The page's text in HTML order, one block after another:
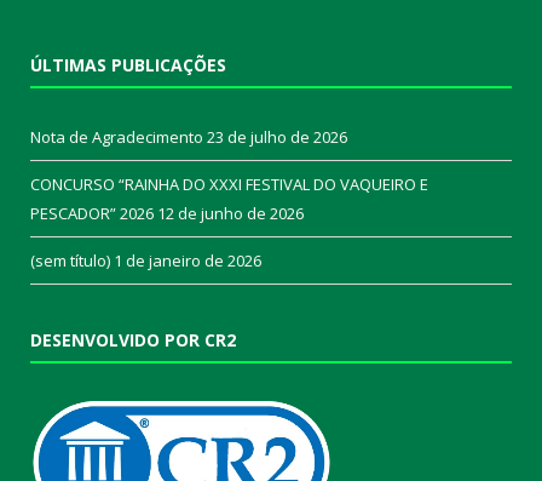
ÚLTIMAS PUBLICAÇÕES
Nota de Agradecimento 23 de julho de 2026
CONCURSO “RAINHA DO XXXI FESTIVAL DO VAQUEIRO E
PESCADOR” 2026 12 de junho de 2026
(sem título) 1 de janeiro de 2026
DESENVOLVIDO POR CR2